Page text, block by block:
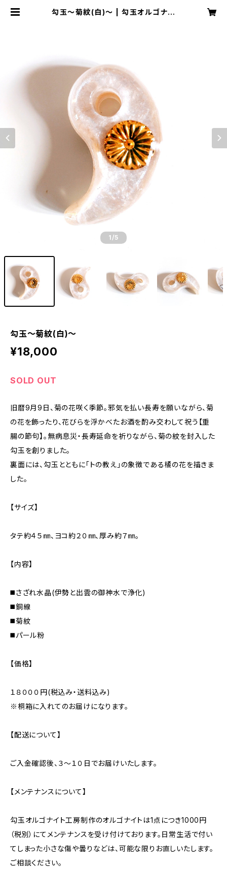
勾玉～菊紋(白)～ | 勾玉オルゴナイ
1 /5
勾玉～菊紋(白)～
¥18,000
SOLD OUT
旧暦9月9日、菊の花咲く季節。邪気を払い長寿を願いながら、菊
の花を飾ったり、花びらを浮かべたお酒を酌み交わして祝う【重
腸の節句】。無病息災・長寿延命を祈りながら、菊の紋を封入した
勾玉を創りました。
裏面には、勾玉とともに「トの教え」の象徴である橘の花を描きま
した。
【サイズ】
タテ約４５㎜、ヨコ約２０㎜、厚み約７㎜。
【内容】
◼️さざれ水晶(伊勢と出雲の御神水で浄化)
◼️銅線
◼️菊紋
◼️パール粉
【価格】
１８０００円(税込み・送料込み)
※桐箱に入れてのお届けになります。
【配送について】
ご入金確認後、３～１０日でお届けいたします。
【メンテナンスについて】
勾玉オルゴナイト工房制作のオルゴナイトは1点につき1000円
（税別）にてメンテナンスを受け付けております。日常生活で付い
てしまった小さな傷や曇りなどは、可能な限りお直しいたします。
ご相談ください。